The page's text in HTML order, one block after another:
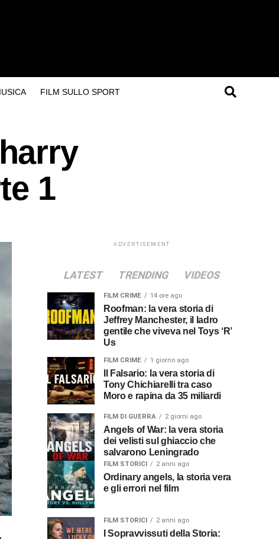
FILM SULLO SPORT
1
ADVERTISEMENT
LATEST TRENDING VIDEOS
FILM CRIME 14 ore ago
Roofman: la vera storia di
Jeffrey Manchester, il ladro
gentile che viveva nel Toys ‘R’
Us
FILM CRIME 1 giorno ago
Tony Chichiarelli tra caso
Moro e rapina da 35 miliardi
FILM DI GUERRA 2 giorni ago
Angels of War: la vera storia
dei velisti sul ghiaccio che
salvarono Leningrado
FILM STORICI 2 anni ago
Ordinary angels, la storia vera
e gli errori nel film
FILM STORICI 2 anni ago